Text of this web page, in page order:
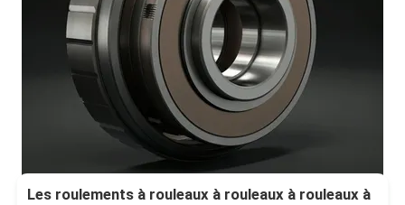
Les roulements à rouleaux à rouleaux à rouleaux à